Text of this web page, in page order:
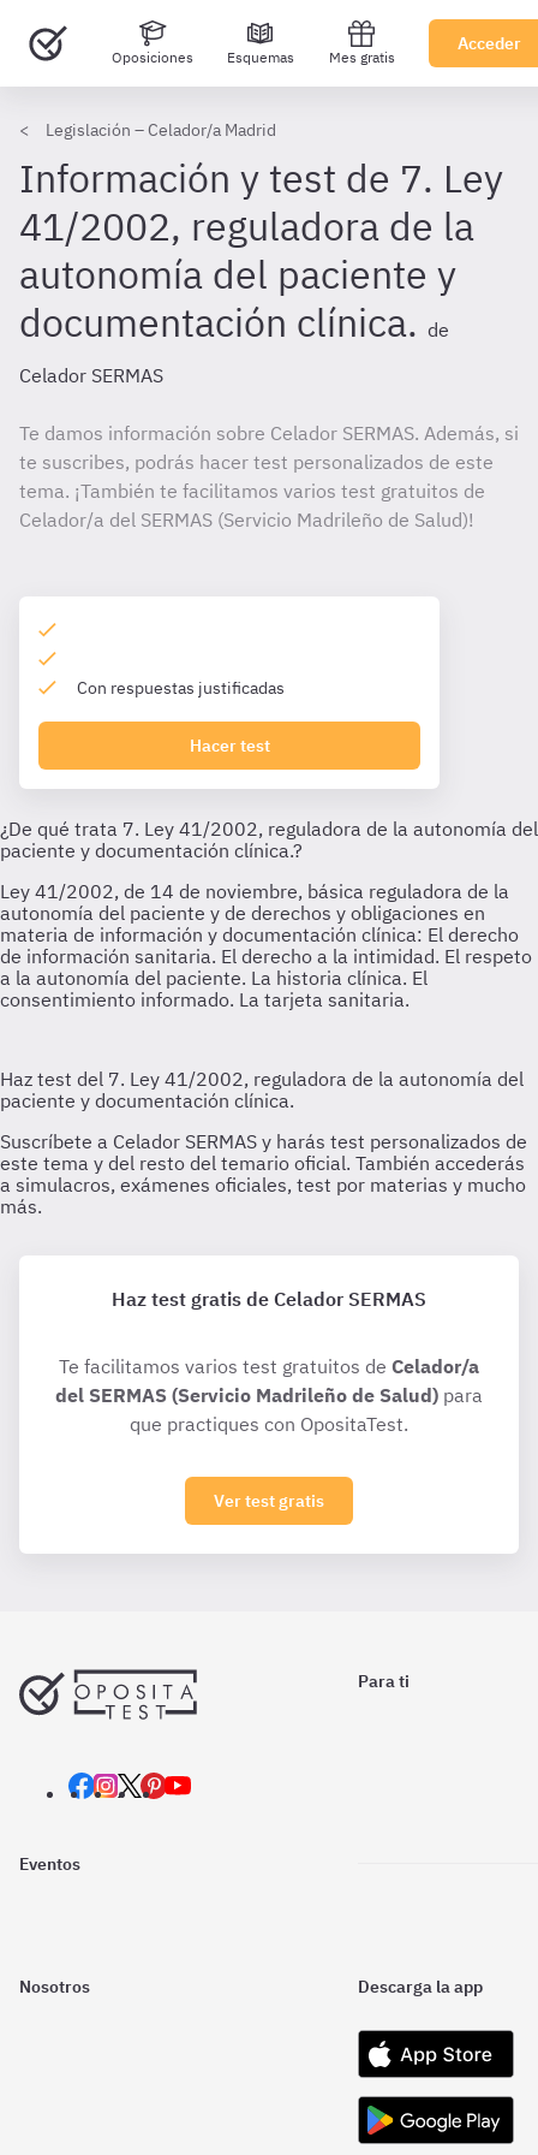
Oposiciones Esquemas Mes gratis
Acceder
Legislación – Celador/a Madrid
Información y test de 7. Ley
41/2002, reguladora de la
autonomía del paciente y
documentación clínica. de
Celador SERMAS
Te damos información sobre Celador SERMAS. Además, si
te suscribes, podrás hacer test personalizados de este
tema. ¡También te facilitamos varios test gratuitos de
Celador/a del SERMAS (Servicio Madrileño de Salud)!
Con respuestas justificadas
Hacer test
Haz test gratis de Celador SERMAS
Te facilitamos varios test gratuitos de Celador/a
del SERMAS (Servicio Madrileño de Salud) para
que practiques con OpositaTest.
Ver test gratis
Para ti
Eventos
Nosotros Descarga la app